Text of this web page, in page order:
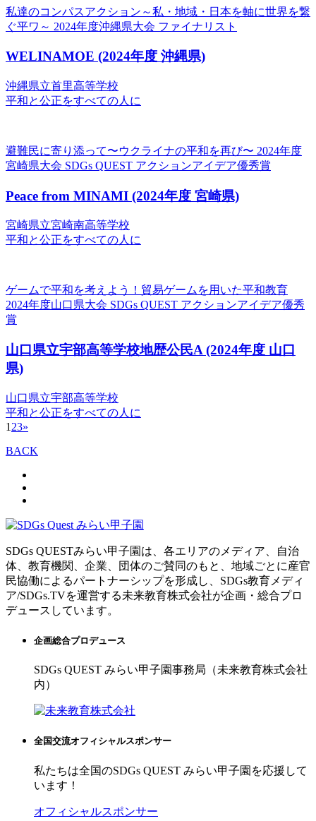
私達のコンパスアクション～私・地域・日本を軸に世界を繋
ぐ平ワ～ 2024年度沖縄県大会 ファイナリスト
WELINAMOE (2024年度 沖縄県)
沖縄県立首里高等学校
平和と公正をすべての人に
避難民に寄り添って〜ウクライナの平和を再び〜 2024年度
宮崎県大会 SDGs QUEST アクションアイデア優秀賞
Peace from MINAMI (2024年度 宮崎県)
宮崎県立宮崎南高等学校
平和と公正をすべての人に
ゲームで平和を考えよう！貿易ゲームを用いた平和教育
2024年度山口県大会 SDGs QUEST アクションアイデア優秀
賞
山口県立宇部高等学校地歴公民A (2024年度 山口
県)
山口県立宇部高等学校
平和と公正をすべての人に
1 23»
BACK
SDGs QUESTみらい甲子園は、各エリアのメディア、自治
体、教育機関、企業、団体のご賛同のもと、地域ごとに産官
民協働によるパートナーシップを形成し、SDGs教育メディ
ア/SDGs.TVを運営する未来教育株式会社が企画・総合プロ
デュースしています。
企画総合プロデュース
SDGs QUEST みらい甲子園事務局（未来教育株式会社
内）
全国交流オフィシャルスポンサー
私たちは全国のSDGs QUEST みらい甲子園を応援して
います！
オフィシャルスポンサー